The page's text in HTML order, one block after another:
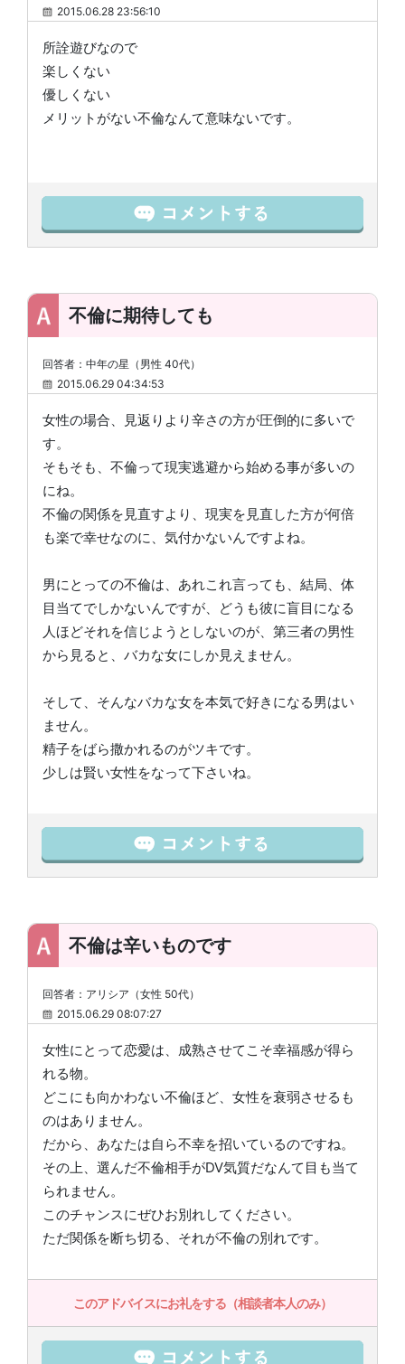
2015.06.28 23:56:10
所詮遊びなので
楽しくない
優しくない
メリットがない不倫なんて意味ないです。
不倫に期待しても
回答者：中年の星（男性 40代）
2015.06.29 04:34:53
女性の場合、見返りより辛さの方が圧倒的に多いで
す。
そもそも、不倫って現実逃避から始める事が多いの
にね。
不倫の関係を見直すより、現実を見直した方が何倍
も楽で幸せなのに、気付かないんですよね。
男にとっての不倫は、あれこれ言っても、結局、体
目当てでしかないんですが、どうも彼に盲目になる
人ほどそれを信じようとしないのが、第三者の男性
から見ると、バカな女にしか見えません。
そして、そんなバカな女を本気で好きになる男はい
ません。
精子をばら撒かれるのがツキです。
少しは賢い女性をなって下さいね。
不倫は辛いものです
回答者：アリシア（女性 50代）
2015.06.29 08:07:27
女性にとって恋愛は、成熟させてこそ幸福感が得ら
れる物。
どこにも向かわない不倫ほど、女性を衰弱させるも
のはありません。
だから、あなたは自ら不幸を招いているのですね。
その上、選んだ不倫相手がDV気質だなんて目も当て
られません。
このチャンスにぜひお別れしてください。
ただ関係を断ち切る、それが不倫の別れです。
このアドバイスにお礼をする（相談者本人のみ）